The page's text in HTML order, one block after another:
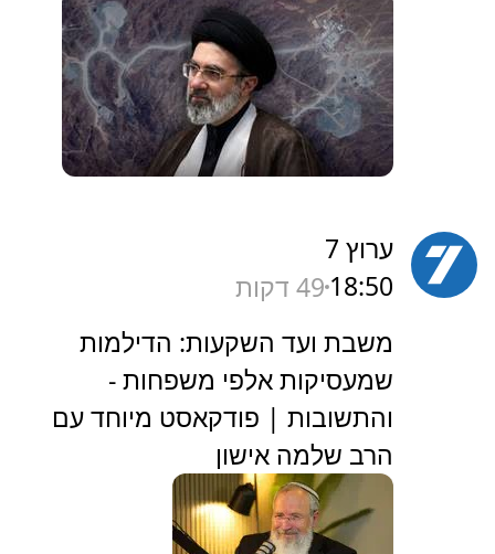
C14
18:5149 דקות
כך עובדת ההונאה הגדולה של
איראן - שממשיכה להכשיר את הר
המכוש ללא הפרעה | דרור
בלאזאדה